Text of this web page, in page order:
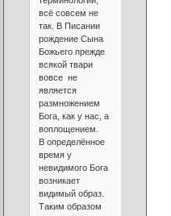
всё совсем не
так. В Писании
рождение Сына
Божьего прежде
всякой твари
вовсе не
является
размножением
Бога, как у нас, а
воплощением.
В определённое
время у
невидимого Бога
возникает
видимый образ.
Таким образом